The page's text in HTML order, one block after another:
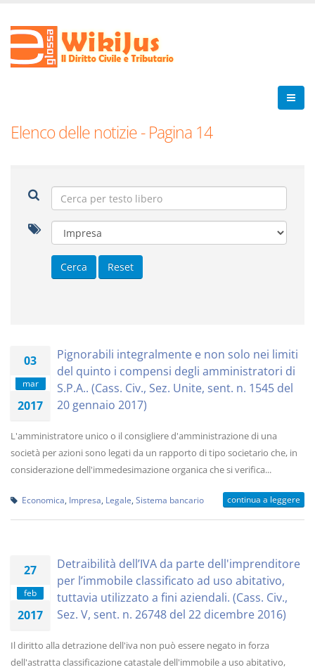
Elenco delle notizie - Pagina 14
03
mar
2017
Pignorabili integralmente e non solo nei limiti
del quinto i compensi degli amministratori di
S.P.A.. (Cass. Civ., Sez. Unite, sent. n. 1545 del
20 gennaio 2017)
L'amministratore unico o il consigliere d'amministrazione di una
società per azioni sono legati da un rapporto di tipo societario che, in
considerazione dell'immedesimazione organica che si verifica...
Economica Impresa Legale Sistema bancario continua a leggere
27
feb
2017
Detraibilità dell’IVA da parte dell'imprenditore
per l’immobile classificato ad uso abitativo,
tuttavia utilizzato a fini aziendali. (Cass. Civ.,
Sez. V, sent. n. 26748 del 22 dicembre 2016)
Il diritto alla detrazione dell'iva non può essere negato in forza
dell'astratta classificazione catastale dell'immobile a uso abitativo,